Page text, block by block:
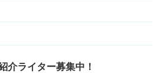
介ライター募集中！